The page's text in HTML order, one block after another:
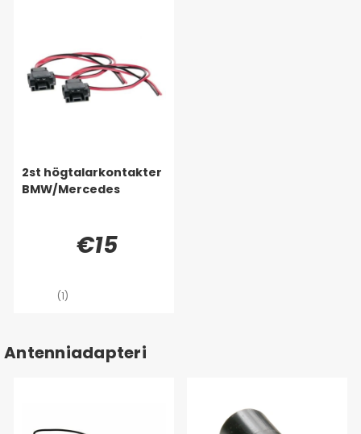
2st högtalarkontakter
BMW/Mercedes
€15
(1)
Antenniadapteri